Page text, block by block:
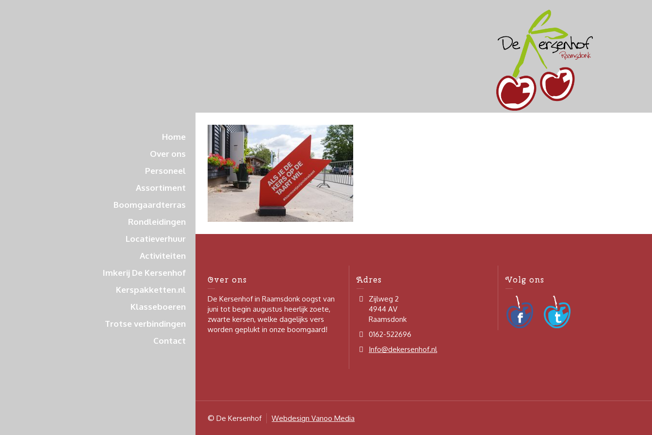
Home
Over ons
Personeel
Assortiment
Boomgaardterras
Rondleidingen
Locatieverhuur
Activiteiten
Imkerij De Kersenhof
Kerspakketten.nl
Klasseboeren
Trotse verbindingen
Contact
Over ons
De Kersenhof in Raamsdonk oogst van
juni tot begin augustus heerlijk zoete,
zwarte kersen, welke dagelijks vers
worden geplukt in onze boomgaard!
Adres
Zijlweg 2
4944 AV
Raamsdonk
0162-522696
Info@dekersenhof.nl
Volg ons
© De Kersenhof Webdesign Vanoo Media